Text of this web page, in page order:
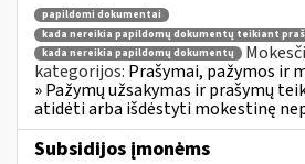
papildomi dokumentai
kada nereikia papildomų dokumentų teikiant
kada nereikia papildomų dokumentų
kategorijos: Prašymai, pažymos ir
» Pažymų užsakymas ir prašymų
atidėti arba išdėstyti mokestinę
Subsidijos įmonėms